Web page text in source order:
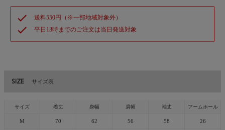
check 送料550円（※一部地域対象外）
check 平日13時までのご注文は当日発送対象
SIZE サイズ表
サイズ 着丈 身幅 肩幅 袖丈 アームホール
M 70 62 56 58 26